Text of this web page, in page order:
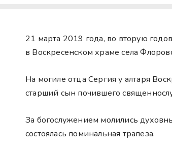
21 марта 2019 года, во вторую
в Воскресенском храме села
На могиле отца Сергия у алтаря
старший сын почившего
За богослужением молились
состоялась поминальная трапеза.